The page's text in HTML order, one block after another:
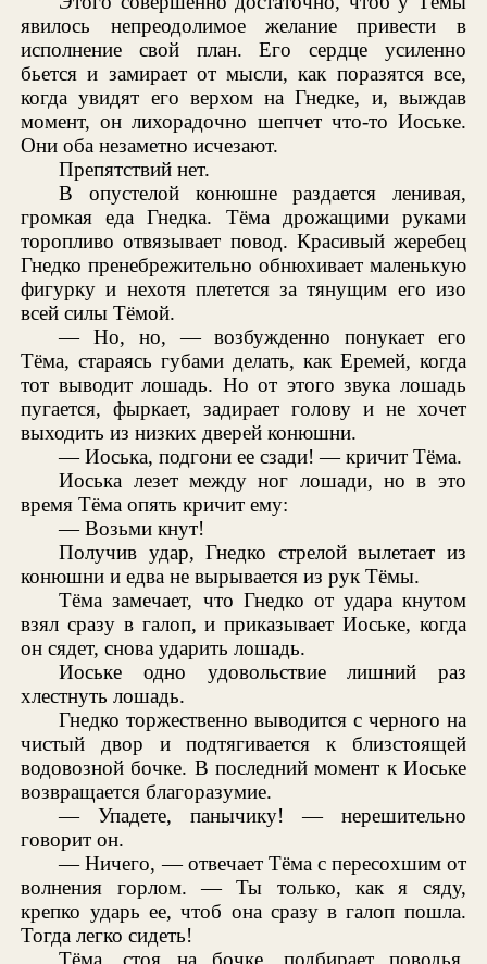
явилось непреодолимое желание привести в
исполнение свой план. Его сердце усиленно
бьется и замирает от мысли, как поразятся все,
когда увидят его верхом на Гнедке, и, выждав
момент, он лихорадочно шепчет что-то Иоське.
Они оба незаметно исчезают.
Препятствий нет.
В опустелой конюшне раздается ленивая,
громкая еда Гнедка. Тёма дрожащими руками
торопливо отвязывает повод. Красивый жеребец
Гнедко пренебрежительно обнюхивает маленькую
фигурку и нехотя плетется за тянущим его изо
всей силы Тёмой.
— Но, но, — возбужденно понукает его
Тёма, стараясь губами делать, как Еремей, когда
тот выводит лошадь. Но от этого звука лошадь
пугается, фыркает, задирает голову и не хочет
выходить из низких дверей конюшни.
— Иоська, подгони ее сзади! — кричит Тёма.
Иоська лезет между ног лошади, но в это
время Тёма опять кричит ему:
— Возьми кнут!
Получив удар, Гнедко стрелой вылетает из
конюшни и едва не вырывается из рук Тёмы.
Тёма замечает, что Гнедко от удара кнутом
взял сразу в галоп, и приказывает Иоське, когда
он сядет, снова ударить лошадь.
Иоське одно удовольствие лишний раз
хлестнуть лошадь.
Гнедко торжественно выводится с черного на
чистый двор и подтягивается к близстоящей
водовозной бочке. В последний момент к Иоське
возвращается благоразумие.
— Упадете, панычику! — нерешительно
говорит он.
— Ничего, — отвечает Тёма с пересохшим от
волнения горлом. — Ты только, как я сяду,
крепко ударь ее, чтоб она сразу в галоп пошла.
Тогда легко сидеть!
Тёма, стоя на бочке, подбирает поводья,